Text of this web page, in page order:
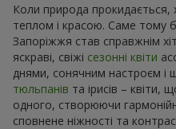
Коли природа прокидається,
теплом і красою. Саме тому
Запоріжжя став справжнім
яскраві, свіжі сезонні квіти
днями, сонячним настроєм і
тюльпанів та ірисів –
одного, створюючи
сповнене ніжності та